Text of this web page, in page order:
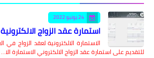
24 يونيو 2022
استمارة عقد الزواج
الاستمارة الالكترونية لعقد الزواج في
للتقديم على استمارة عقد الزواج الالكتروني الاستمارة الا…